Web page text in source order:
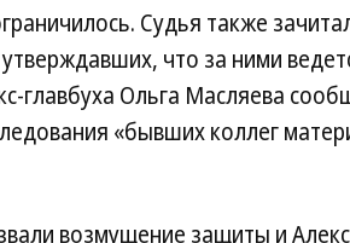
Судья также
что за ними
главбуха Ольга Масляева
«бывших коллег
возмущение защиты и